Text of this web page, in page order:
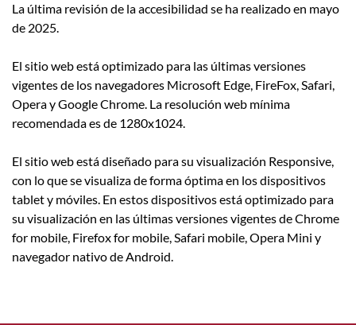
La última revisión de la accesibilidad se ha realizado en mayo
de 2025.
El sitio web está optimizado para las últimas versiones
vigentes de los navegadores Microsoft Edge, FireFox, Safari,
Opera y Google Chrome. La resolución web mínima
recomendada es de 1280x1024.
El sitio web está diseñado para su visualización Responsive,
con lo que se visualiza de forma óptima en los dispositivos
tablet y móviles. En estos dispositivos está optimizado para
su visualización en las últimas versiones vigentes de Chrome
for mobile, Firefox for mobile, Safari mobile, Opera Mini y
navegador nativo de Android.